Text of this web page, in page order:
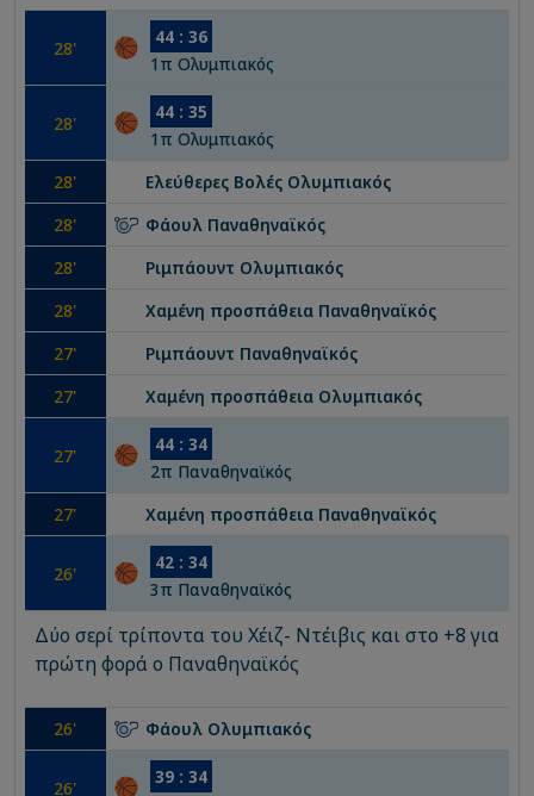
28' 44 :36
1 π Ολυμπιακός
28' 44 :35
1 π Ολυμπιακός
28' Ελεύθερες Βολές Ολυμπιακός
28' Φάουλ Παναθηναϊκός
28' Ριμπάουντ Ολυμπιακός
28' Χαμένη προσπάθεια Παναθηναϊκός
27' Ριμπάουντ Παναθηναϊκός
27' Χαμένη προσπάθεια Ολυμπιακός
27' 44 :34
2π Παναθηναϊκός
27' Χαμένη προσπάθεια Παναθηναϊκός
26' 42 :34
3π Παναθηναϊκός
Δύο σερί τρίποντα του Χέιζ- Ντέιβις και στο +8 για
πρώτη φορά ο Παναθηναϊκός
26' Φάουλ Ολυμπιακός
26' 39 :34